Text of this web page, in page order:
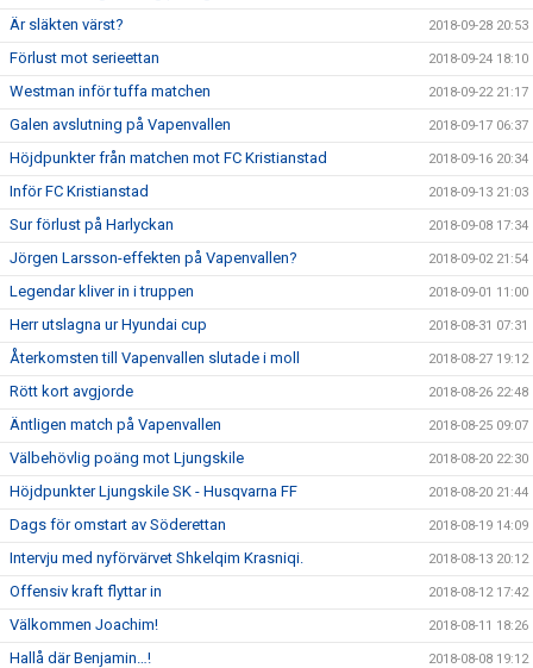
Är släkten värst? 2018-09-28 20:53
Förlust mot serieettan 2018-09-24 18:10
Westman inför tuffa matchen 2018-09-22 21:17
Galen avslutning på Vapenvallen 2018-09-17 06:37
Höjdpunkter från matchen mot FC Kristianstad 2018-09-16 20:34
Inför FC Kristianstad 2018-09-13 21:03
Sur förlust på Harlyckan 2018-09-08 17:34
Jörgen Larsson-effekten på Vapenvallen? 2018-09-02 21:54
Legendar kliver in i truppen 2018-09-01 11:00
Herr utslagna ur Hyundai cup 2018-08-31 07:31
Återkomsten till Vapenvallen slutade i moll 2018-08-27 19:12
Rött kort avgjorde 2018-08-26 22:48
Äntligen match på Vapenvallen 2018-08-25 09:07
Välbehövlig poäng mot Ljungskile 2018-08-20 22:30
Höjdpunkter Ljungskile SK - Husqvarna FF 2018-08-20 21:44
Dags för omstart av Söderettan 2018-08-19 14:09
Intervju med nyförvärvet Shkelqim Krasniqi. 2018-08-13 20:12
Offensiv kraft flyttar in 2018-08-12 17:42
Välkommen Joachim! 2018-08-11 18:26
Hallå där Benjamin…! 2018-08-08 19:12